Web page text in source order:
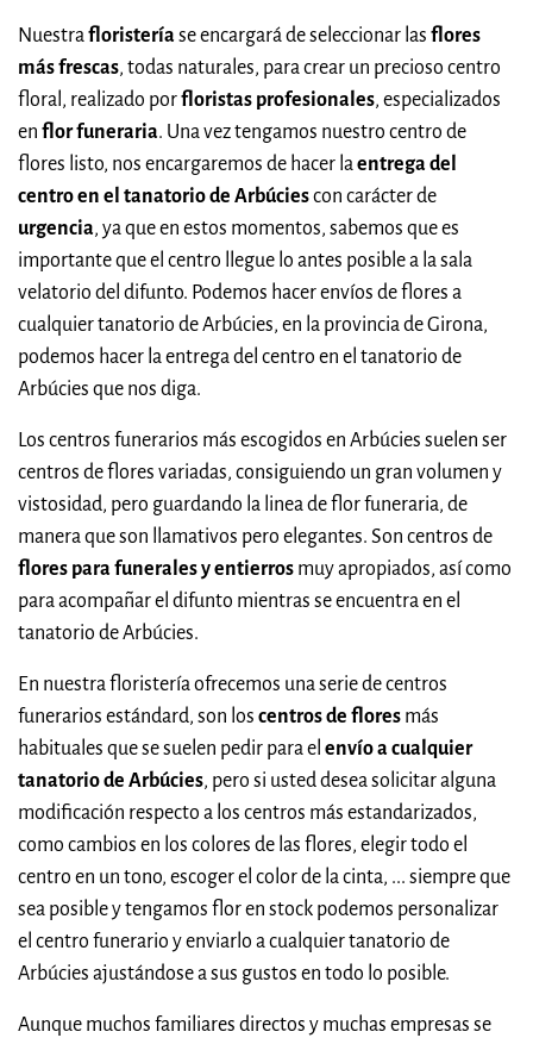
Nuestrafloristeríase encargará de seleccionar las flores
más frescas, todas naturales, para crear un precioso centro
floral, realizado porfloristas profesionales, especializados
en flor funeraria. Una vez tengamos nuestro centro de
flores listo, nos encargaremos de hacer laentrega del
centro en el tanatorio de Arbúciescon carácter de
urgencia, ya que en estos momentos, sabemos que es
importante que el centro llegue lo antes posible a la sala
velatorio del difunto. Podemos hacer envíos de flores a
cualquier tanatorio de Arbúcies, en la provincia de Girona,
podemos hacer la entrega del centro en el tanatorio de
Arbúcies que nos diga.
Los centros funerarios más escogidos en Arbúcies suelen ser
centros de flores variadas, consiguiendo un gran volumen y
vistosidad, pero guardando la linea de flor funeraria, de
manera que son llamativos pero elegantes. Son centros de
flores para funerales y entierros muy apropiados, así como
para acompañar el difunto mientras se encuentra en el
tanatorio de Arbúcies.
En nuestra floristería ofrecemos una serie de centros
funerarios estándard, son los centros de flores más
habituales que se suelen pedir para el envío a cualquier
tanatorio de Arbúcies, pero si usted desea solicitar alguna
modificación respecto a los centros más estandarizados,
como cambios en los colores de las flores, elegir todo el
centro en un tono, escoger el color de la cinta, ... siempre que
sea posible y tengamos flor en stock podemos personalizar
el centro funerario y enviarlo a cualquier tanatorio de
Arbúcies ajustándose a sus gustos en todo lo posible.
Aunque muchos familiares directos y muchas empresas se